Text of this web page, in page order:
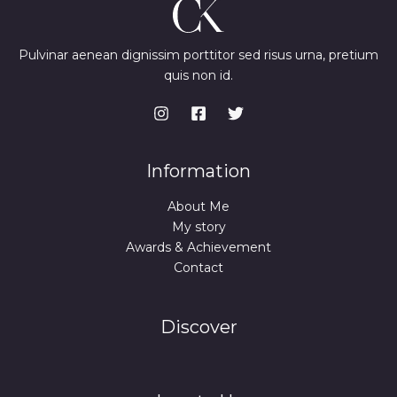
Pulvinar aenean dignissim porttitor sed risus urna, pretium
quis non id.
Information
About Me
My story
Awards & Achievement
Contact
Discover